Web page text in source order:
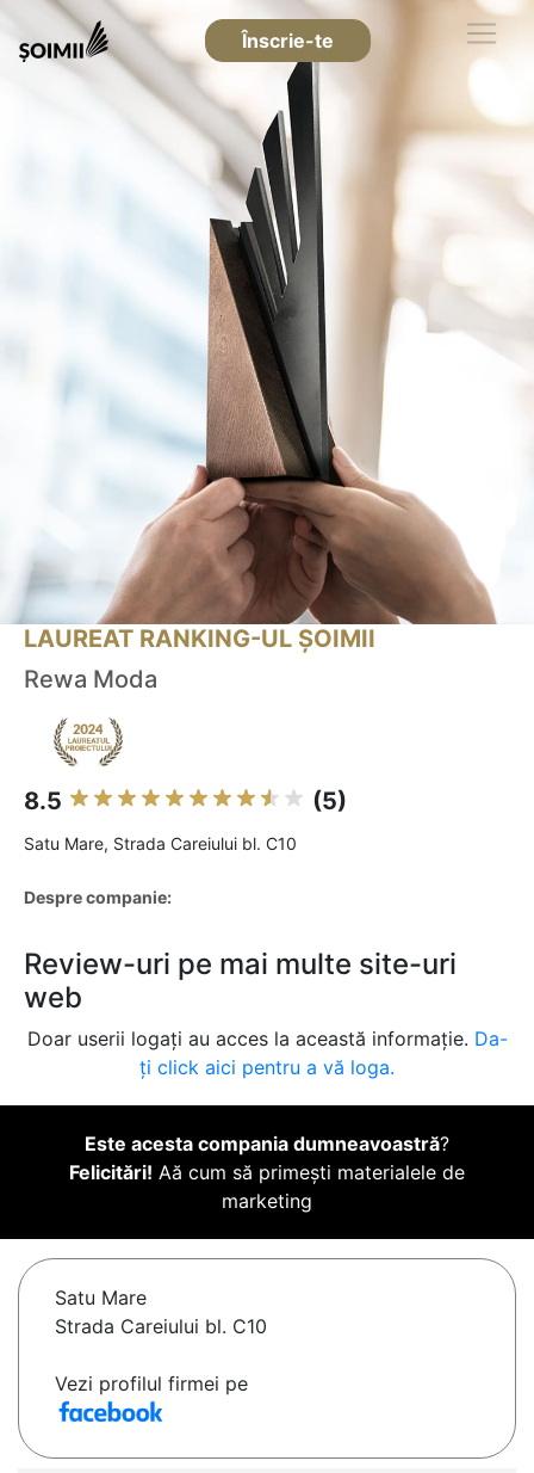
Înscrie-te
LAUREAT RANKING-UL ȘOIMII
Rewa Moda
8.5 (5)
Satu Mare, Strada Careiului bl. C10
Despre companie:
Review-uri pe mai multe site-uri
web
Doar userii logați au acces la această informație. Da-
ți click aici pentru a vă loga.
Este acesta compania dumneavoastră?
Felicitări! Aă cum să primești materialele de
marketing
Satu Mare
Strada Careiului bl. C10
Vezi profilul firmei pe